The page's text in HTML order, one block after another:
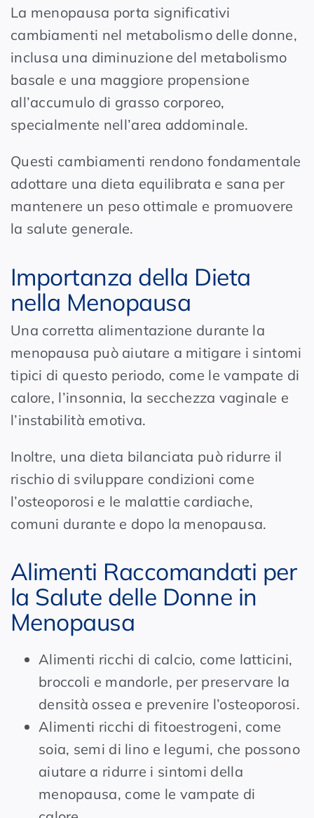
La menopausa porta significativi
cambiamenti nel metabolismo delle donne,
inclusa una diminuzione del metabolismo
basale e una maggiore propensione
all’accumulo di grasso corporeo,
specialmente nell’area addominale.
Questi cambiamenti rendono fondamentale
adottare una dieta equilibrata e sana per
mantenere un peso ottimale e promuovere
la salute generale.
Importanza della Dieta
nella Menopausa
Una corretta alimentazione durante la
menopausa può aiutare a mitigare i sintomi
tipici di questo periodo, come le vampate di
calore, l’insonnia, la secchezza vaginale e
l’instabilità emotiva.
Inoltre, una dieta bilanciata può ridurre il
rischio di sviluppare condizioni come
l’osteoporosi e le malattie cardiache,
comuni durante e dopo la menopausa.
Alimenti Raccomandati per
la Salute delle Donne in
Menopausa
Alimenti ricchi di calcio, come latticini,
broccoli e mandorle, per preservare la
densità ossea e prevenire l’osteoporosi.
Alimenti ricchi di fitoestrogeni, come
soia, semi di lino e legumi, che possono
aiutare a ridurre i sintomi della
menopausa, come le vampate di